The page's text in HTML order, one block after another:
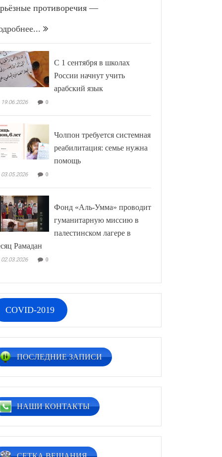
противоречия —
С 1 сентября в школах
России начнут учить
арабский язык
19.06.2026 0
Чолпон требуется системная
реабилитация: семье нужна
помощь
03.05.2026 0
Фонд «Аль-Умма» проводит
гуманитарную миссию в
палестинском лагере в
Рамадан
02.03.2026 0
COVID-2019
ПОСЛЕДНИЕ ЗАПИСИ
НАШИ КОНТАКТЫ